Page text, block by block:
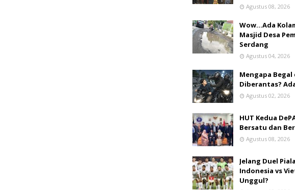
Agustus 08, 2026
Wow...Ada
Masjid Desa
Serdang
Agustus 04, 2026
Mengapa
Diberantas?
Agustus 02, 2026
HUT Kedua
Bersatu dan
Agustus 08, 2026
Jelang Duel
Indonesia vs
Unggul?